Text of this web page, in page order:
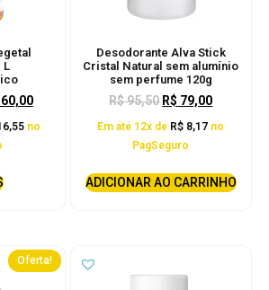
L
no
Desodorante Alva Stick
Cristal Natural sem alumínio
sem perfume 120g
R$95,50 R$ 79,00
Em até 12x de R$ 8,17 no
PagSeguro
ADICIONAR AO CARRINHO
Oferta!